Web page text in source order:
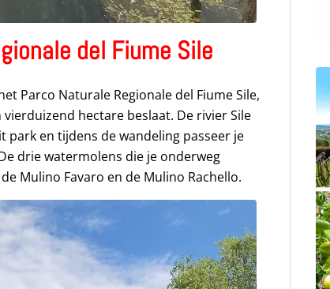
del Fiume Sile
Parco Naturale Regionale del Fiume Sile,
hectare beslaat. De rivier Sile
en tijdens de wandeling passeer je
drie watermolens die je onderweg
Mulino Favaro en de Mulino Rachello.